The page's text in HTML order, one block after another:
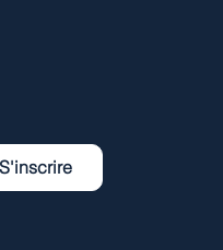
S'inscrire